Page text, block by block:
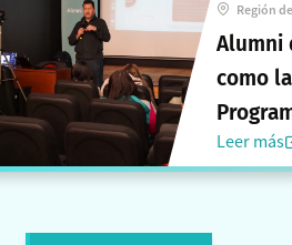
Región
Alumni
como
la
Leer más